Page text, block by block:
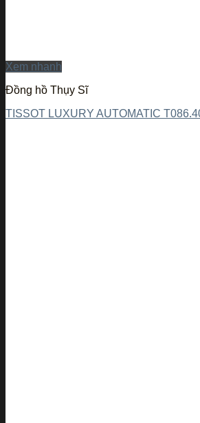
Xem nhanh
Đồng hồ Thụy Sĩ
TISSOT LUXURY AUTOMATIC